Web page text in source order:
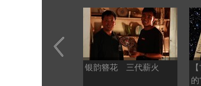
银韵簪花 三代薪火
的